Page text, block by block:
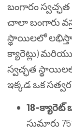
బంగారం
చాలా బంగారు
స్థాయిలలో లభిస్తాయి
క్యారెట్లు) మరియు
స్వచ్ఛత
ఇక్కడ ఒక
18-క్యారెట్
సుమారు